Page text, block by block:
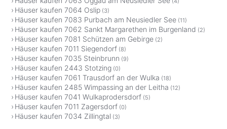
Häuser kaufen 7064 Oslip (3)
Häuser kaufen 7083 Purbach am Neusiedler See (11)
Häuser kaufen 7062 Sankt Margarethen im Burgenland (2)
Häuser kaufen 7081 Schützen am Gebirge (2)
Häuser kaufen 7011 Siegendorf (8)
Häuser kaufen 7035 Steinbrunn (9)
Häuser kaufen 2443 Stotzing (0)
Häuser kaufen 7061 Trausdorf an der Wulka (18)
Häuser kaufen 2485 Wimpassing an der Leitha (12)
Häuser kaufen 7041 Wulkaprodersdorf (5)
Häuser kaufen 7011 Zagersdorf (0)
Häuser kaufen 7034 Zillingtal (3)